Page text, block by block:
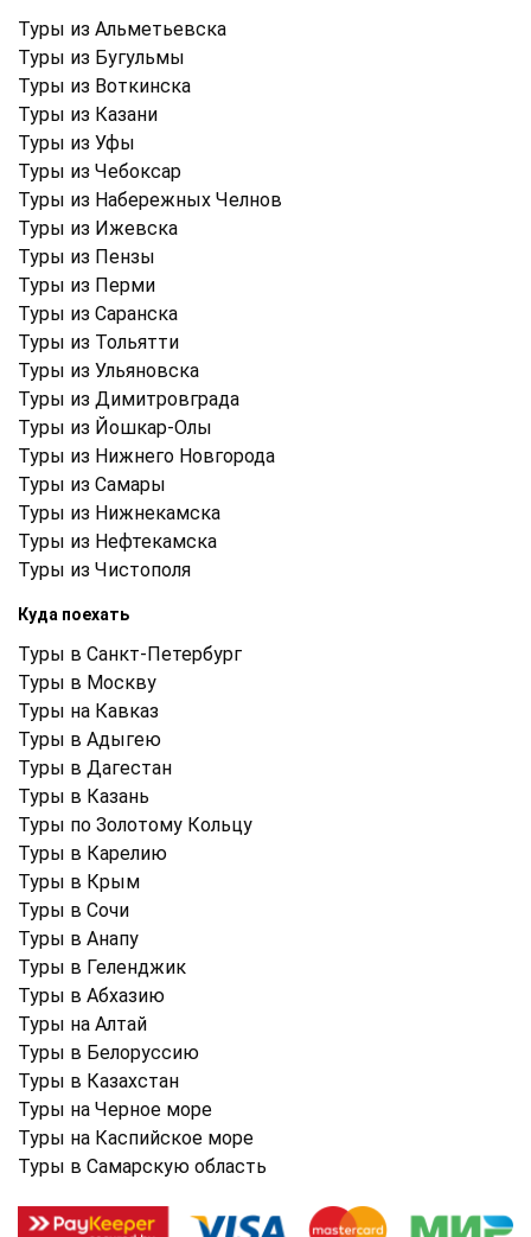
Туры из Альметьевска
Туры из Бугульмы
Туры из Воткинска
Туры из Казани
Туры из Уфы
Туры из Чебоксар
Туры из Набережных Челнов
Туры из Ижевска
Туры из Пензы
Туры из Перми
Туры из Саранска
Туры из Тольятти
Туры из Ульяновска
Туры из Димитровграда
Туры из Йошкар-Олы
Туры из Нижнего Новгорода
Туры из Самары
Туры из Нижнекамска
Туры из Нефтекамска
Туры из Чистополя
Куда поехать
Туры в Санкт-Петербург
Туры в Москву
Туры на Кавказ
Туры в Адыгею
Туры в Дагестан
Туры в Казань
Туры по Золотому Кольцу
Туры в Карелию
Туры в Крым
Туры в Cочи
Туры в Анапу
Туры в Геленджик
Туры в Абхазию
Туры на Алтай
Туры в Белоруссию
Туры в Казахстан
Туры на Черное море
Туры на Каспийское море
Туры в Самарскую область